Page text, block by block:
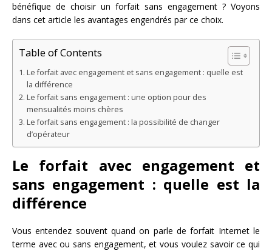
bénéfique de choisir un forfait sans engagement ? Voyons
dans cet article les avantages engendrés par ce choix.
Table of Contents
Le forfait avec engagement et sans engagement : quelle est
la différence
Le forfait sans engagement : une option pour des
mensualités moins chères
Le forfait sans engagement : la possibilité de changer
d’opérateur
Le forfait avec engagement et
sans engagement : quelle est la
différence
Vous entendez souvent quand on parle de forfait Internet le
terme avec ou sans engagement, et vous voulez savoir ce qui